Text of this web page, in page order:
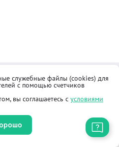
приёмная
продажи товаров
служебные файлы (cookies) для
с помощью счетчиков
вы соглашаетесь с условиями